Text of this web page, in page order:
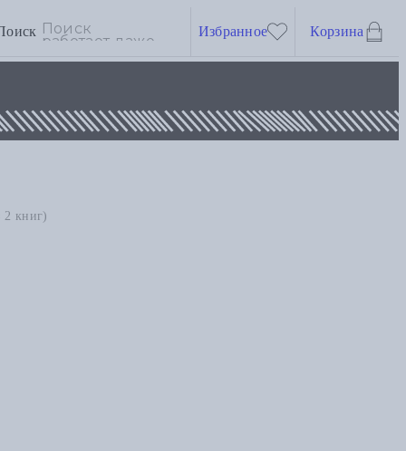
Избранное Корзина
2 книг)